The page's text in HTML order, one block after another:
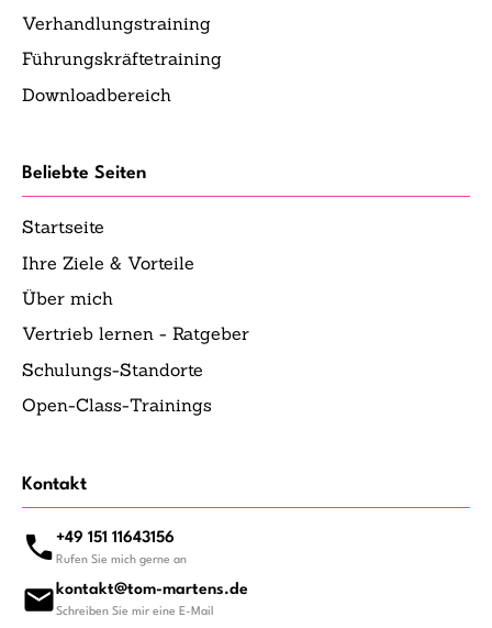
Verhandlungstraining
Führungskräftetraining
Downloadbereich
Beliebte Seiten
Startseite
Ihre Ziele & Vorteile
Über mich
Vertrieb lernen - Ratgeber
Schulungs-Standorte
Open-Class-Trainings
Kontakt
+49 151 11643156
Rufen Sie mich gerne an
kontakt@tom-martens.de
Schreiben Sie mir eine E-Mail